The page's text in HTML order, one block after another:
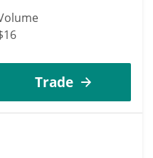
Trade